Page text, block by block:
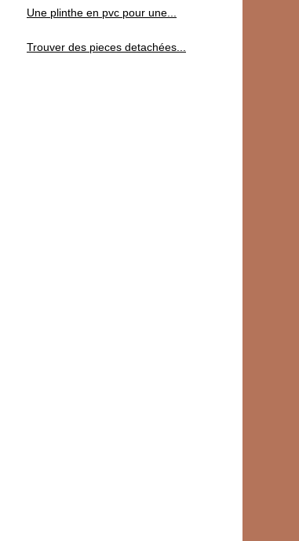
Une plinthe en pvc pour une...
Trouver des pieces detachées...